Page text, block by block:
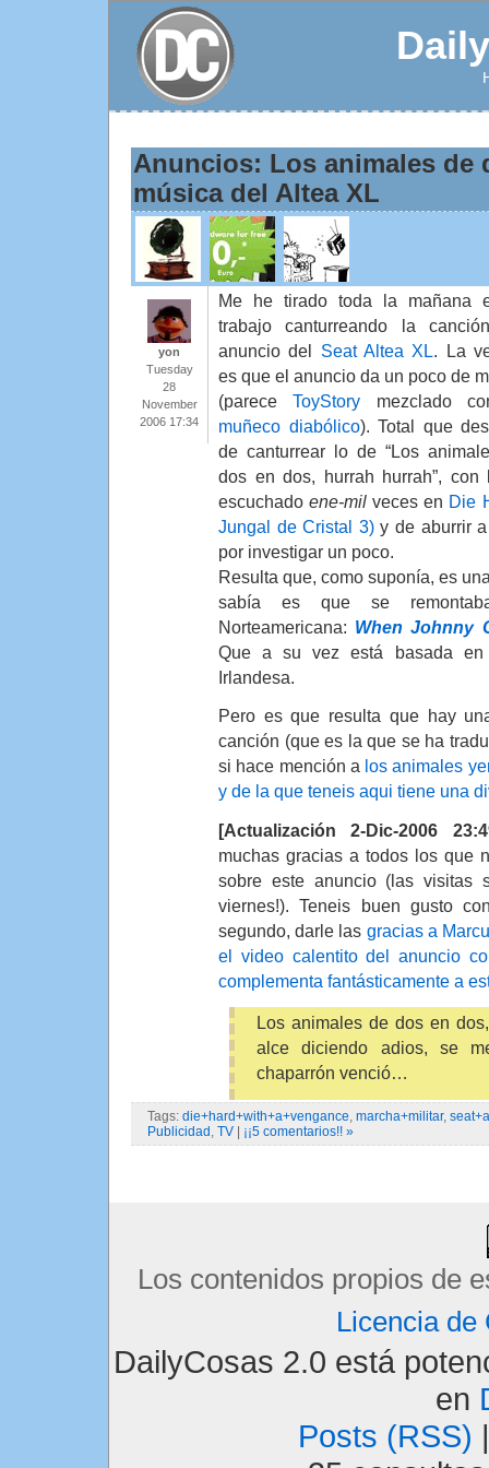
Anuncios: Los animales
música del Altea XL
yon
Tuesday
28
November
2006 17:34
Me he tirado toda la mañana
trabajo canturreando la
anuncio del Seat Altea XL
. La
es que el anuncio da un poco de
(pareceToyStory mezclado
muñeco diabólico). Total que
de canturrear lo de “Los
dos en dos, hurrah hurrah”,
escuchadoene-mil veces en Die
Jungal de Cristal 3)y de aburrir a
por investigar un poco.
Resulta que, como suponía, es
sabía es que se
Norteamericana: When Johnny
Que a su vez está basada en
Irlandesa.
Pero es que resulta que hay
canción (que es la que se ha
si hace mención a los animales
y de la que teneis aqui tiene una
[Actualización 2-Dic-2006
muchas gracias a todos los que
sobre este anuncio (las visitas
viernes!). Teneis buen gusto
segundo, darle las gracias a
el video calentito del anuncio
complementa fantásticamente a
Los animales de dos en
alce diciendo adios, se
chaparrón venció…
Tags: die+hard+with+a+vengance, marcha+militar,
Publicidad , TV ¡¡5 comentarios!! »
Los contenidos propios de
Licencia de
DailyCosas 2.0 está
en
Posts (RSS)